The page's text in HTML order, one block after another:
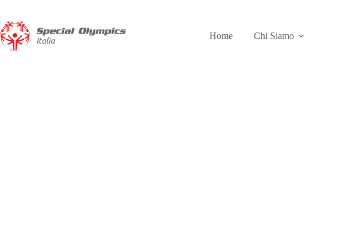
Home Chi Siamo